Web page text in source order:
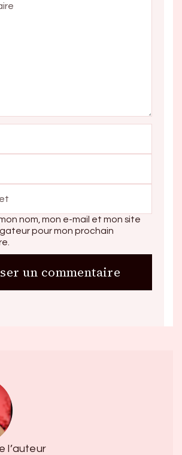
nom, mon e-mail et mon site
pour mon prochain
l’auteur